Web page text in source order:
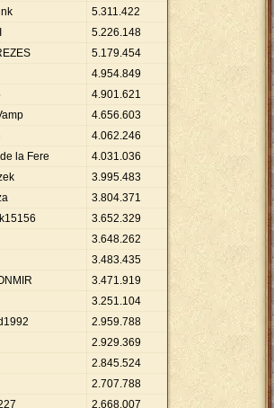
5.311.422
5.226.148
5.179.454
4.954.849
4.901.621
4.656.603
4.062.246
la Fere 4.031.036
3.995.483
3.804.371
3.652.329
3.648.262
3.483.435
3.471.919
3.251.104
2.959.788
2.929.369
2.845.524
2.707.788
2.668.007